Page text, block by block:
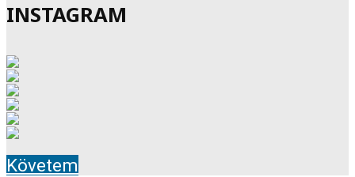
INSTAGRAM
Követem